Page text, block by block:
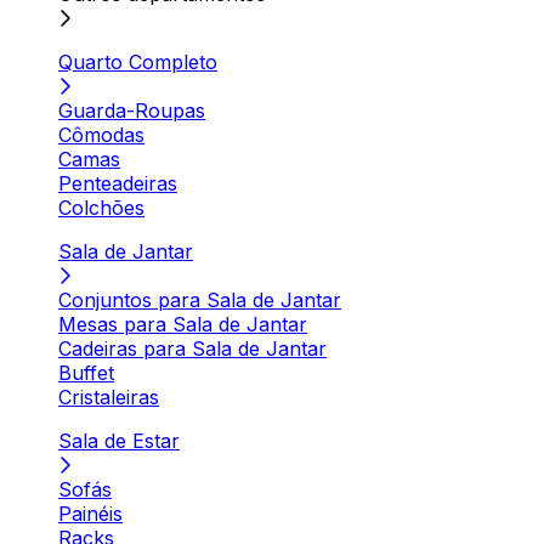
Quarto Completo
Guarda-Roupas
Cômodas
Camas
Penteadeiras
Colchões
Sala de Jantar
Conjuntos para Sala de Jantar
Mesas para Sala de Jantar
Cadeiras para Sala de Jantar
Buffet
Cristaleiras
Sala de Estar
Sofás
Painéis
Racks